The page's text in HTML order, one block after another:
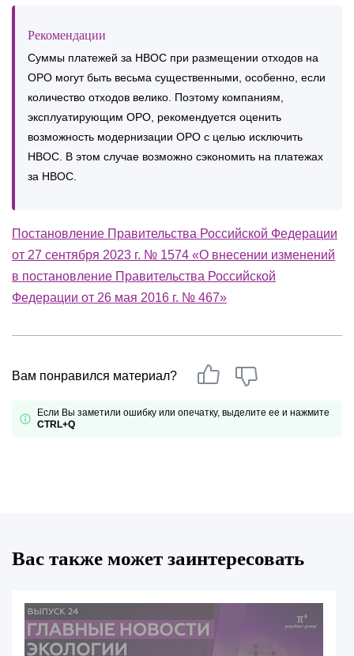
Рекомендации
Суммы платежей за НВОС при размещении отходов на
ОРО могут быть весьма существенными, особенно, если
количество отходов велико. Поэтому компаниям,
эксплуатирующим ОРО, рекомендуется оценить
возможность модернизации ОРО с целью исключить
НВОС. В этом случае возможно сэкономить на платежах
за НВОС.
Постановление Правительства Российской Федерации
от 27 сентября 2023 г. № 1574 «О внесении изменений
в постановление Правительства Российской
Федерации от 26 мая 2016 г. № 467»
Вам понравился материал?
Если Вы заметили ошибку или опечатку, выделите ее и нажмите
CTRL+Q
Вас также может заинтересовать